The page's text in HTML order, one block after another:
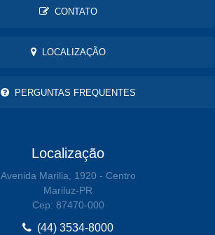
CONTATO
LOCALIZAÇÃO
PERGUNTAS FREQUENTES
Localização
Avenida Marilia, 1920 - Centro
Mariluz-PR
Cep: 87470-000
(44) 3534-8000